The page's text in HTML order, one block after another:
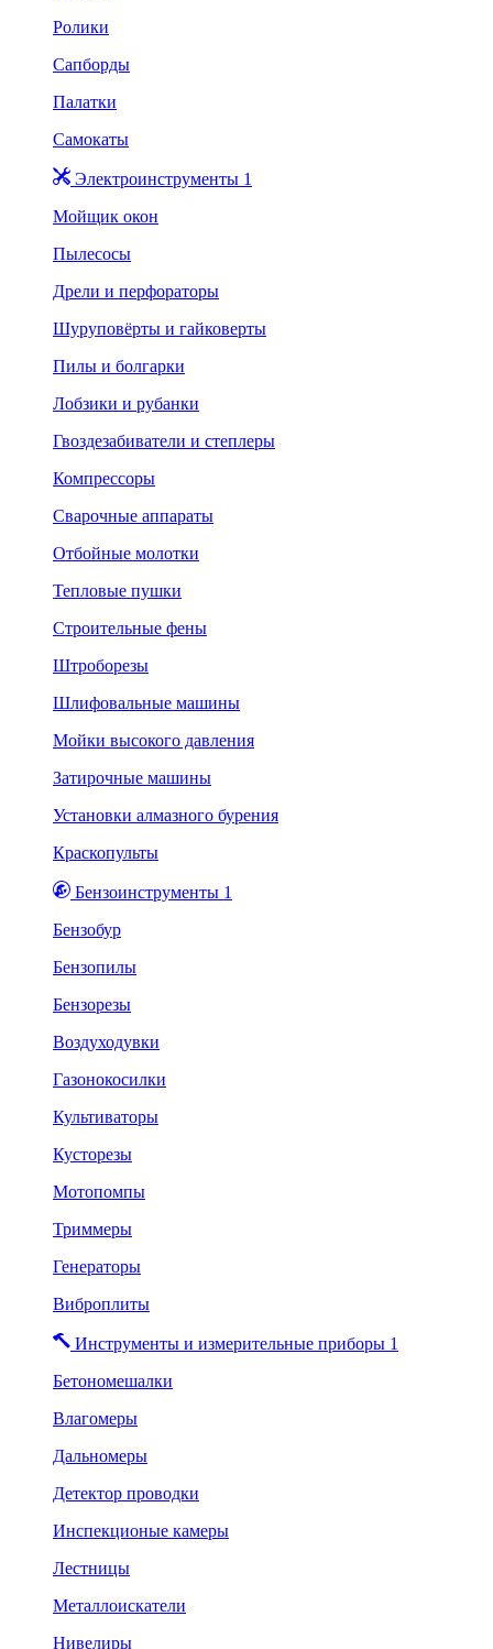
Ролики
Сапборды
Палатки
Самокаты
Электроинструменты 1
Мойщик окон
Пылесосы
Дрели и перфораторы
Шуруповёрты и гайковерты
Пилы и болгарки
Лобзики и рубанки
Гвоздезабиватели и степлеры
Компрессоры
Сварочные аппараты
Отбойные молотки
Тепловые пушки
Строительные фены
Штроборезы
Шлифовальные машины
Мойки высокого давления
Затирочные машины
Установки алмазного бурения
Краскопульты
Бензоинструменты 1
Бензобур
Бензопилы
Бензорезы
Воздуходувки
Газонокосилки
Культиваторы
Кусторезы
Мотопомпы
Триммеры
Генераторы
Виброплиты
Инструменты и измерительные приборы 1
Бетономешалки
Влагомеры
Дальномеры
Детектор проводки
Инспекционые камеры
Лестницы
Металлоискатели
Нивелиры